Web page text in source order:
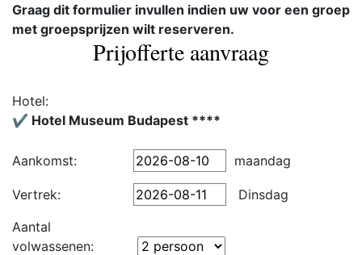
Graag dit formulier invullen indien uw voor een groep
met groepsprijzen wilt reserveren.
Prijofferte aanvraag
Hotel:
✔️ Hotel Museum Budapest ****
Aankomst: maandag
Vertrek:
Dinsdag
Aantal
volwassenen: